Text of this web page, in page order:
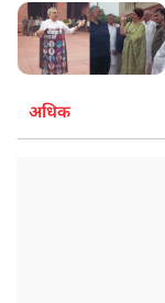
अधिक